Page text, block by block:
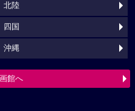
北陸
四国
沖縄
館へ